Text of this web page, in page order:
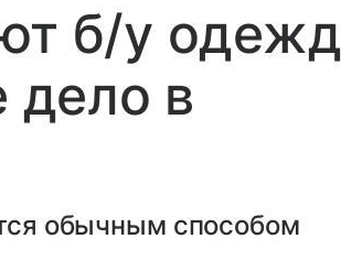
б/у
дело в
обычным способом